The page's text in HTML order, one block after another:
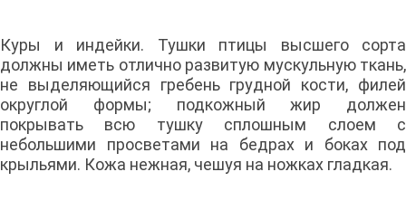
Куры и индейки. Тушки птицы высшего сорта
должны иметь отлично развитую мускульную ткань,
не выделяющийся гребень грудной кости, филей
округлой формы; подкожный жир должен
покрывать всю тушку сплошным слоем с
небольшими просветами на бедрах и боках под
крыльями. Кожа нежная, чешуя на ножках гладкая.